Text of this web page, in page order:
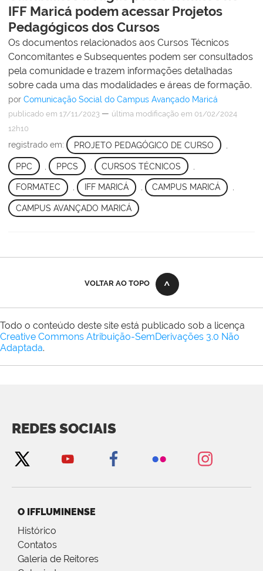
IFF Maricá podem acessar Projetos
Pedagógicos dos Cursos
Os documentos relacionados aos Cursos Técnicos
Concomitantes e Subsequentes podem ser consultados
pela comunidade e trazem informações detalhadas
sobre cada uma das modalidades e áreas de formação.
por Comunicação Social do Campus Avançado Maricá
publicado em 17/11/2023 — última modificação em 01/02/2024
12h10
registrado em: PROJETO PEDAGÓGICO DE CURSO
PPC PPCS CURSOS TÉCNICOS
FORMATEC , IFF MARICÁ , CAMPUS MARICÁ ,
CAMPUS AVANÇADO MARICÁ
VOLTAR AO TOPO
Todo o conteúdo deste site está publicado sob a licença
Creative Commons Atribuição-SemDerivações 3.0 Não
Adaptada.
REDES SOCIAIS
O IFFLUMINENSE
Histórico
Contatos
Galeria de Reitores